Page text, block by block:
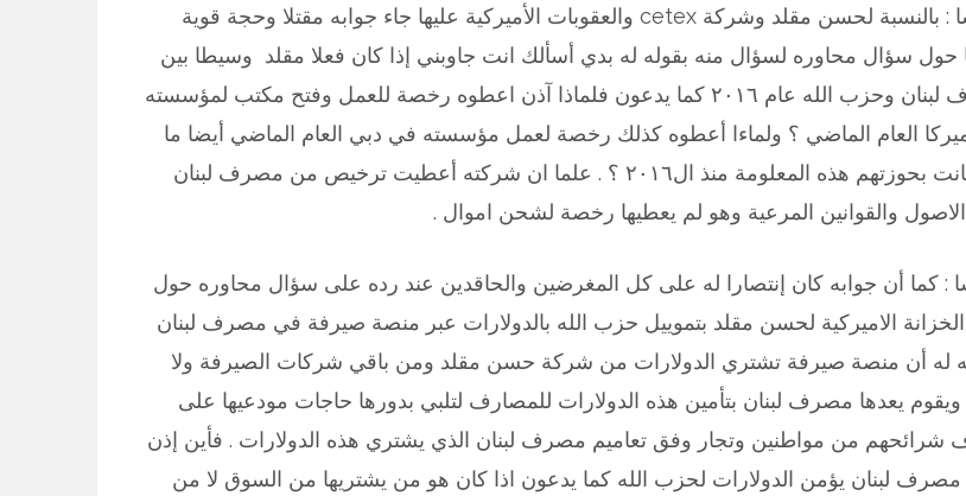
خامسا : بالنسبة لحسن مقلد وشركة cetex والعقوبات الأميركية عليها جاء جوابه مقتلا وحجة قوية
حول سؤال محاوره لسؤال منه بقوله له بدي أسألك انت جاوبني إذا كان فعلا مقلد وسيطا بين
مصرف لبنان وحزب الله عام ٢٠١٦ كما يدعون فلماذا آذن اعطوه رخصة للعمل وفتح مكتب لمؤسسته
العام الماضي ؟ ولماءا أعطوه كذلك رخصة لعمل مؤسسته في دبي العام الماضي أيضا ما
دام كانت بحوزتهم هذه المعلومة منذ ال٢٠١٦ ؟ . علما ان شركته أعطيت ترخيص من مصرف لبنان
والقوانين المرعية وهو لم يعطيها رخصة لشحن اموال .
: كما أن جوابه كان إنتصارا له على كل المغرضين والحاقدين عند رده على سؤال محاوره حول
الخزانة الاميركية لحسن مقلد بتموييل حزب الله بالدولارات عبر منصة صيرفة في مصرف لبنان
له أن منصة صيرفة تشتري الدولارات من شركة حسن مقلد ومن باقي شركات الصيرفة ولا
ويقوم يعدها مصرف لبنان بتأمين هذه الدولارات للمصارف لتلبي بدورها حاجات مودعيها على
شرائحهم من مواطنين وتجار وفق تعاميم مصرف لبنان الذي يشتري هذه الدولارات . فأين إذن
لبنان يؤمن الدولارات لحزب الله كما يدعون اذا كان هو من يشتريها من السوق لا من